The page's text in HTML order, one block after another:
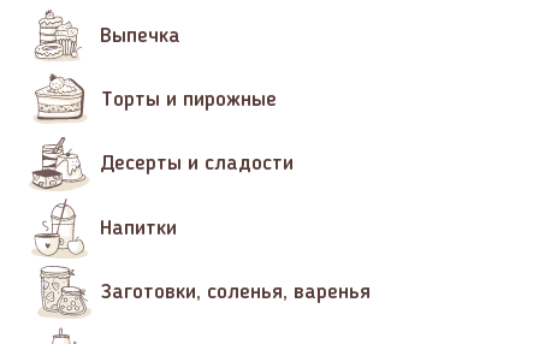
Выпечка
Торты и пирожные
Десерты и сладости
Напитки
Заготовки, соленья, варенья